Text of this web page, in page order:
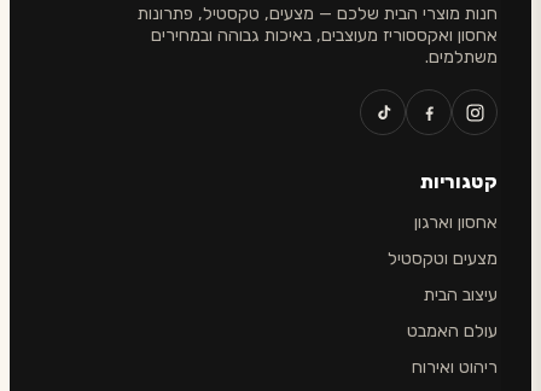
חנות מוצרי הבית שלכם — מצעים, טקסטיל, פתרונות
אחסון ואקססוריז מעוצבים, באיכות גבוהה ובמחירים
משתלמים.
קטגוריות
אחסון וארגון
מצעים וטקסטיל
עיצוב הבית
עולם האמבט
ריהוט ואירוח